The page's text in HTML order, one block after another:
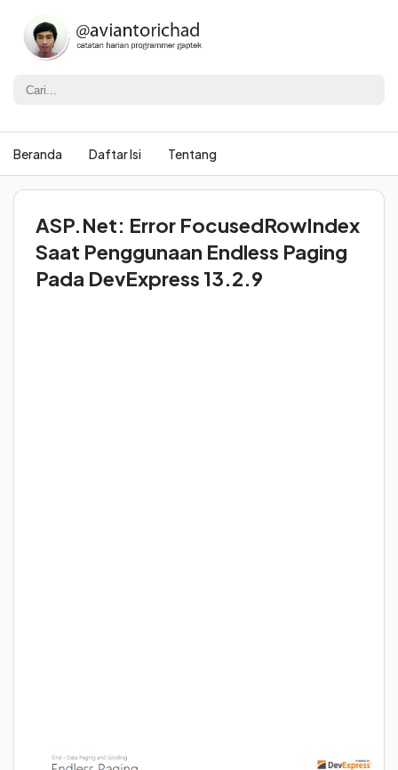
Beranda Daftar Isi Tentang
ASP.Net: Error FocusedRowIndex
Saat Penggunaan Endless Paging
Pada DevExpress 13.2.9